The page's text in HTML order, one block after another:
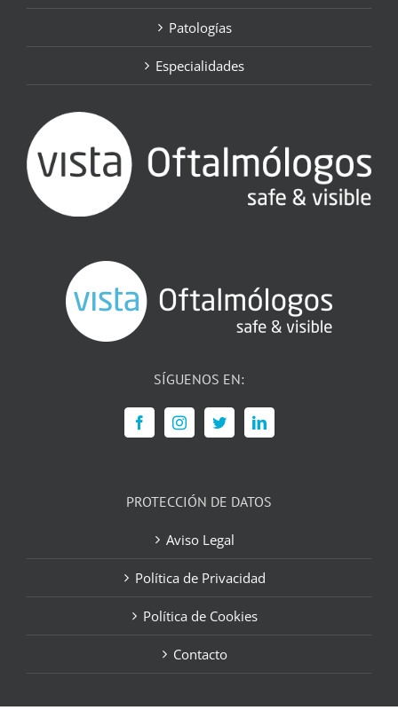
Patologías
Especialidades
SÍGUENOS EN:
PROTECCIÓN DE DATOS
Aviso Legal
Política de Privacidad
Política de Cookies
Contacto